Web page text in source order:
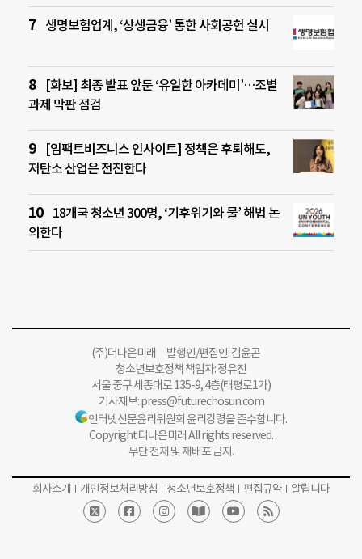
생명보험업계, ‘상생금융’ 통한 사회공헌 실시
[화보] 최종 발표 앞둔 ‘유일한 아카데미’…조별
과제 막판 점검
[임팩트비즈니스 인사이트] 정책은 후퇴해도,
저탄소 산업은 전진한다
18개국 청소년 300명, ‘기후위기와 물’ 해법 논
의한다
(주)더나은미래 발행인/편집인: 김윤곤
청소년보호정책 책임자: 정유진
서울 중구 세종대로 135-9, 4층(태평로1가)
기사제보:press@futurechosun.com
인터넷신문윤리위원회 윤리강령을 준수합니다.
Copyright 더나은미래 All rights reserved.
무단 전재 및 재배포 금지.
회사소개 개인정보처리방침 청소년보호정책 편집규약 알립니다